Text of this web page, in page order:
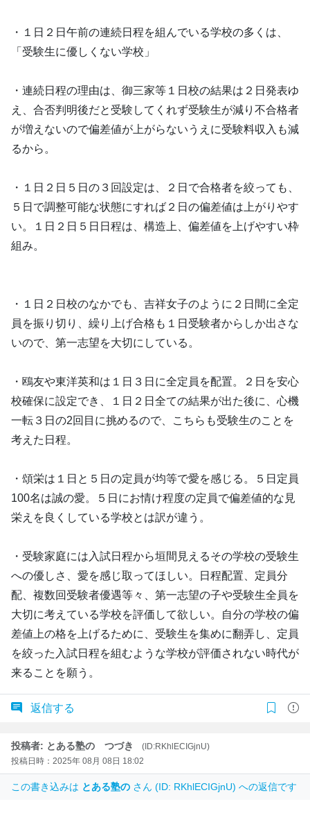
・１日２日午前の連続日程を組んでいる学校の多くは、
「受験生に優しくない学校」
・連続日程の理由は、御三家等１日校の結果は２日発表ゆ
え、合否判明後だと受験してくれず受験生が減り不合格者
が増えないので偏差値が上がらないうえに受験料収入も減
るから。
・１日２日５日の３回設定は、２日で合格者を絞っても、
５日で調整可能な状態にすれば２日の偏差値は上がりやす
い。１日２日５日日程は、構造上、偏差値を上げやすい枠
組み。
・１日２日校のなかでも、吉祥女子のように２日間に全定
員を振り切り、繰り上げ合格も１日受験者からしか出さな
いので、第一志望を大切にしている。
・鴎友や東洋英和は１日３日に全定員を配置。２日を安心
校確保に設定でき、１日２日全ての結果が出た後に、心機
一転３日の2回目に挑めるので、こちらも受験生のことを
考えた日程。
・頌栄は１日と５日の定員が均等で愛を感じる。５日定員
100名は誠の愛。５日にお情け程度の定員で偏差値的な見
栄えを良くしている学校とは訳が違う。
・受験家庭には入試日程から垣間見えるその学校の受験生
への優しさ、愛を感じ取ってほしい。日程配置、定員分
配、複数回受験者優遇等々、第一志望の子や受験生全員を
大切に考えている学校を評価して欲しい。自分の学校の偏
差値上の格を上げるために、受験生を集めに翻弄し、定員
を絞った入試日程を組むような学校が評価されない時代が
来ることを願う。
返信する
投稿者: とある塾の つづき
(ID:RKhlECIGjnU)
投稿日時：2025年 08月 08日 18:02
この書き込みは とある塾の さん (ID: RKhlECIGjnU) への返信です